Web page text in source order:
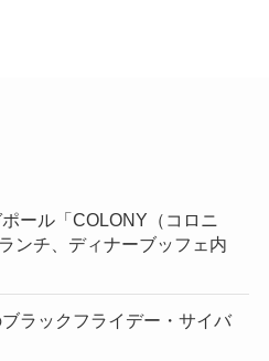
ール「COLONY（コロニ
ンチ、ディナーブッフェ内
ラックフライデー・サイバ